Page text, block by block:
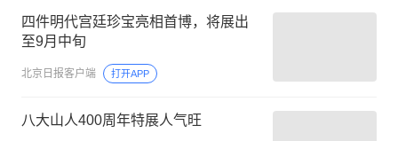
四件明代宫廷珍宝亮相首博，将展出
至9月中旬
北京日报客户端 打开APP
八大山人400周年特展人气旺